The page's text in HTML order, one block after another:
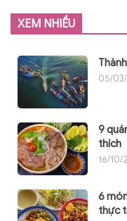
XEM NHIỀU
05/
9
thích
16/10/
6
thực